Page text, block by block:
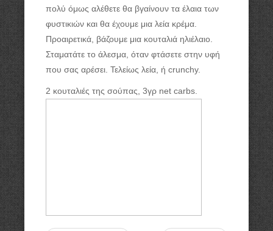
πολύ όμως αλέθετε θα βγαίνουν τα έλαια των
φυστικιών και θα έχουμε μια λεία κρέμα.
Προαιρετικά, βάζουμε μια κουταλιά ηλιέλαιο.
Σταματάτε το άλεσμα, όταν φτάσετε στην υφή
που σας αρέσει. Τελείως λεία, ή crunchy.
2 κουταλιές της σούπας, 3γρ net carbs.